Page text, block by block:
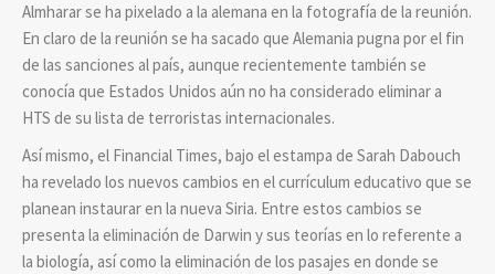
Almharar se ha pixelado a la alemana en la fotografía de la reunión.
En claro de la reunión se ha sacado que Alemania pugna por el fin
de las sanciones al país, aunque recientemente también se
conocía que Estados Unidos aún no ha considerado eliminar a
HTS de su lista de terroristas internacionales.
Así mismo, el Financial Times, bajo el estampa de Sarah Dabouch
ha revelado los nuevos cambios en el currículum educativo que se
planean instaurar en la nueva Siria. Entre estos cambios se
presenta la eliminación de Darwin y sus teorías en lo referente a
la biología, así como la eliminación de los pasajes en donde se